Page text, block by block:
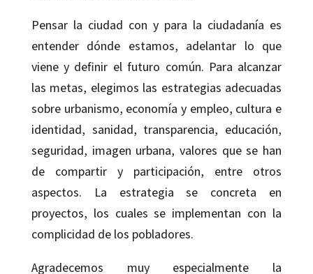
Pensar la ciudad con y para la ciudadanía es
entender dónde estamos, adelantar lo que
viene y definir el futuro común. Para alcanzar
las metas, elegimos las estrategias adecuadas
sobre urbanismo, economía y empleo, cultura e
identidad, sanidad, transparencia, educación,
seguridad, imagen urbana, valores que se han
de compartir y participación, entre otros
aspectos. La estrategia se concreta en
proyectos, los cuales se implementan con la
complicidad de los pobladores.
Agradecemos muy especialmente la